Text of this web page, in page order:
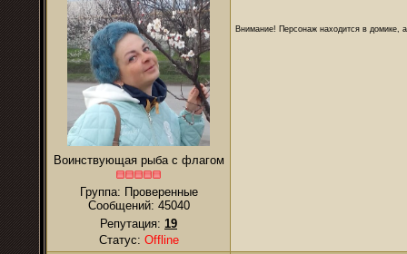
Воинствующая рыба с флагом
Группа: Проверенные
Сообщений: 45040
Репутация: 19
Статус: Offline
Внимание! Персонаж находится в домике,